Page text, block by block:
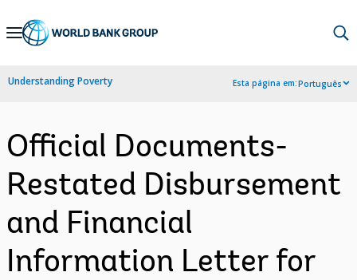
Skip
Navigation
Understanding Poverty Esta página em:Português
Official Documents-
Restated Disbursement
and Financial
Information Letter for